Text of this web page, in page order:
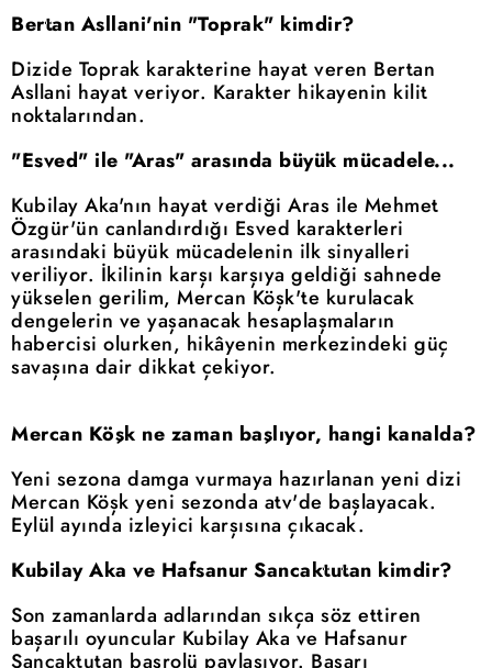
Bertan Asllani'nin "Toprak" kimdir?
Dizide Toprak karakterine hayat veren Bertan
Asllani hayat veriyor. Karakter hikayenin kilit
noktalarından.
"Esved" ile "Aras" arasında büyük mücadele...
Kubilay Aka'nın hayat verdiği Aras ile Mehmet
Özgür'ün canlandırdığı Esved karakterleri
arasındaki büyük mücadelenin ilk sinyalleri
veriliyor. İkilinin karşı karşıya geldiği sahnede
yükselen gerilim, Mercan Köşk'te kurulacak
dengelerin ve yaşanacak hesaplaşmaların
habercisi olurken, hikâyenin merkezindeki güç
savaşına dair dikkat çekiyor.
Mercan Köşk ne zaman başlıyor, hangi kanalda?
Yeni sezona damga vurmaya hazırlanan yeni dizi
Mercan Köşk yeni sezonda atv'de başlayacak.
Eylül ayında izleyici karşısına çıkacak.
Kubilay Aka ve Hafsanur Sancaktutan kimdir?
Son zamanlarda adlarından sıkça söz ettiren
başarılı oyuncular Kubilay Aka ve Hafsanur
Sancaktutan başrolü paylaşıyor. Başarı